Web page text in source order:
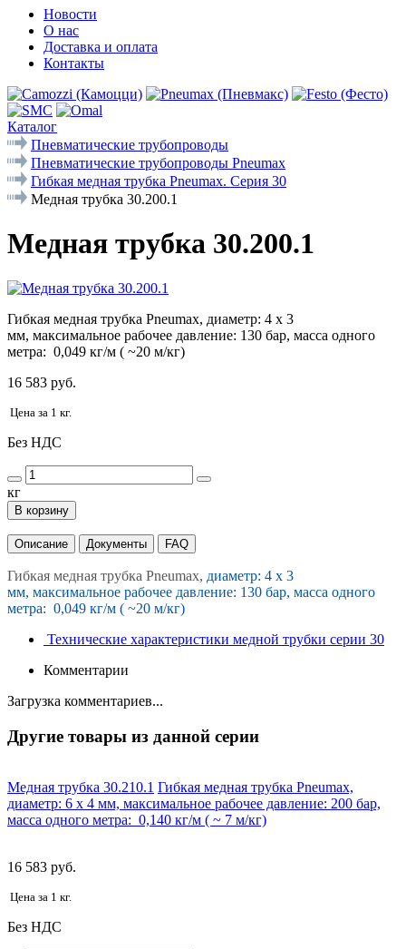
Новости
О нас
Доставка и оплата
Контакты
Каталог
Пневматические трубопроводы
Пневматические трубопроводы Pneumax
Гибкая медная трубка Pneumax. Серия 30
Медная трубка 30.200.1
Медная трубка 30.200.1
Гибкая медная трубка Pneumax, диаметр: 4 х 3
мм, максимальное рабочее давление: 130 бар, масса одного
метра: 0,049 кг/м ( ~20 м/кг)
16 583 руб.
Цена за 1 кг.
Без НДС
кг
В корзину
Описание Документы FAQ
Гибкая медная трубка Pneumax, диаметр: 4 х 3
мм, максимальное рабочее давление: 130 бар, масса одного
метра: 0,049 кг/м ( ~20 м/кг)
Технические характеристики медной трубки серии 30
Комментарии
Загрузка комментариев...
Другие товары из данной серии
Медная трубка 30.210.1 Гибкая медная трубка Pneumax,
диаметр: 6 х 4 мм, максимальное рабочее давление: 200 бар,
масса одного метра: 0,140 кг/м ( ~ 7 м/кг)
16 583 руб.
Цена за 1 кг.
Без НДС